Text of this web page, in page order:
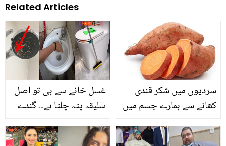
Related Articles
غسل خانے سے ہی تو اصل
سلیقہ پتہ چلتا ہے۔۔ گندے
صاف کرنے کے آسان طریقے
سردیوں میں شکر قندی
کھانے سے ہمارے جسم میں
آپ دنگ رہ جائیں گے